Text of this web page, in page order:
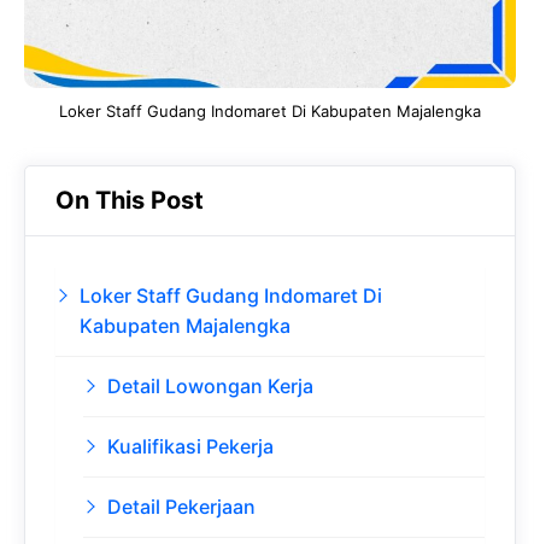
Loker Staff Gudang Indomaret Di Kabupaten Majalengka
On This Post
Loker Staff Gudang Indomaret Di
Kabupaten Majalengka
Detail Lowongan Kerja
Kualifikasi Pekerja
Detail Pekerjaan